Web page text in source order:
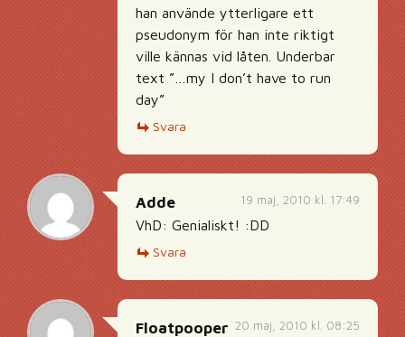
han använde ytterligare ett
pseudonym för han inte riktigt
ville kännas vid låten. Underbar
text ”…my I don’t have to run
day”
Svara
19 maj, 2010 kl. 17:49
Adde
VhD: Genialiskt! :DD
Svara
20 maj, 2010 kl. 08:25
Floatpooper